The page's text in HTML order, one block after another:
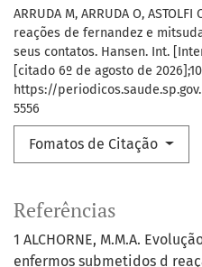
ARRUDA M, ARRUDA O,
reações de fernandez e
seus contatos. Hansen. Int.
[citado 6º de agosto de
https://
5556
Fomatos de Citação
Referências
1 ALCHORNE, M.M.A.
enfermos submetidos d